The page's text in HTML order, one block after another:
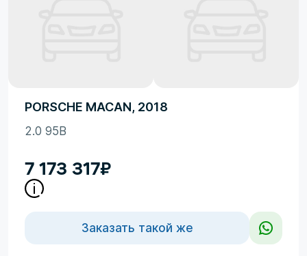
PORSCHE MACAN, 2018
2.0 95B
7 173 317₽
Заказать такой же